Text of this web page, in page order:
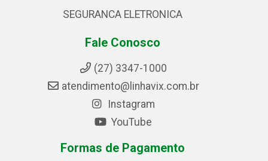
SEGURANCA ELETRONICA
Fale Conosco
(27) 3347-1000
atendimento@linhavix.com.br
Instagram
YouTube
Formas de Pagamento